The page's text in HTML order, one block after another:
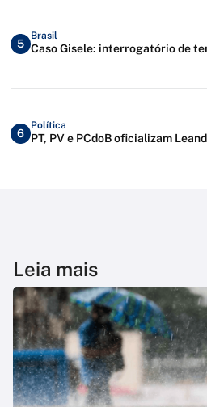
5
Brasil
Caso Gisele: interrogatório de
6
Política
PT, PV e PCdoB oficializam
Leia mais